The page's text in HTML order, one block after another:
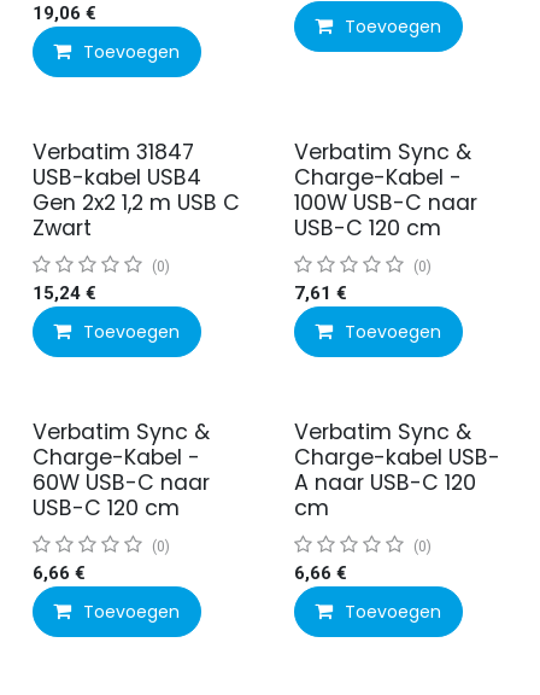
19,06 €
Toevoegen
Toevoegen
Verbatim 31847
USB-kabel USB4
Gen 2x2 1,2 m USB C
Zwart
(0)
15,24 €
Toevoegen
Verbatim Sync &
Charge-Kabel -
100W USB-C naar
USB-C 120 cm
(0)
7,61 €
Toevoegen
Verbatim Sync &
Charge-Kabel -
60W USB-C naar
USB-C 120 cm
(0)
6,66 €
Toevoegen
Verbatim Sync &
Charge-kabel USB-
A naar USB-C 120
cm
(0)
6,66 €
Toevoegen